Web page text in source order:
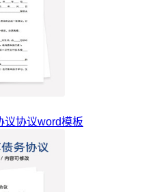
议协议word模板